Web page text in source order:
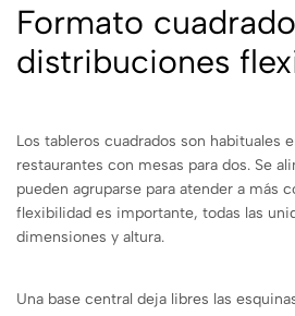
Formato
distribuciones
Los tableros cuadrados son habituales
restaurantes con mesas para dos. Se
pueden agruparse para atender a más
flexibilidad es importante, todas las
dimensiones y altura.
Una base central deja libres las